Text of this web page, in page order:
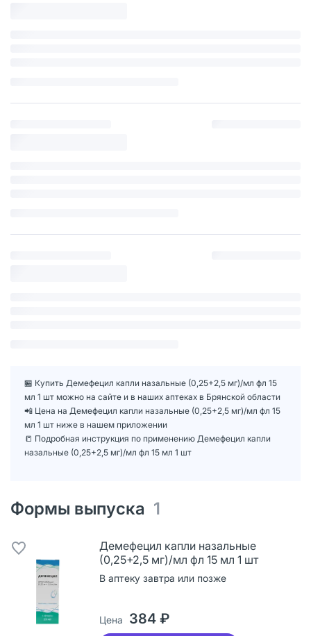
🏪 Купить Демефецил капли назальные (0,25+2,5 мг)/мл фл 15
мл 1 шт можно на сайте и в наших аптеках в Брянской области
📲 Цена на Демефецил капли назальные (0,25+2,5 мг)/мл фл 15
мл 1 шт ниже в нашем приложении
📒 Подробная инструкция по применению Демефецил капли
назальные (0,25+2,5 мг)/мл фл 15 мл 1 шт
Формы выпуска 1
Демефецил капли назальные
(0,25+2,5 мг)/мл фл 15 мл 1 шт
В аптеку завтра или позже
Цена 384 ₽